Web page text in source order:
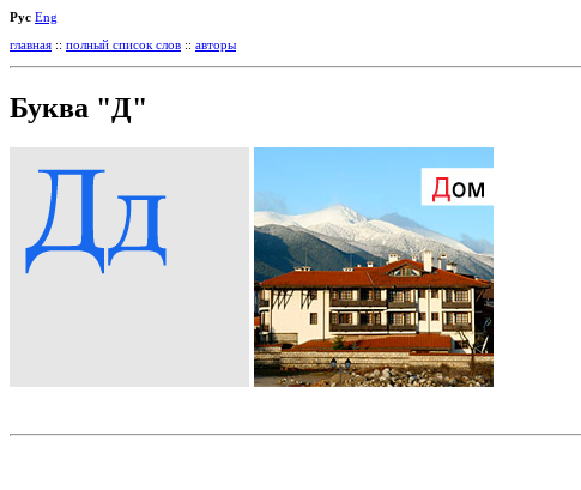
Рус Eng
главная :: полный список слов :: авторы
Буква "Д"